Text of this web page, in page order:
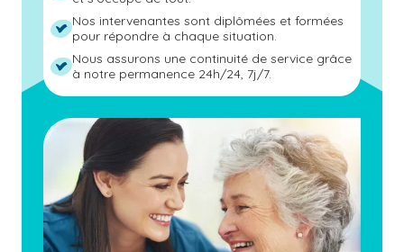
Nos intervenantes sont diplômées et formées
pour répondre à chaque situation.
Nous assurons une continuité de service grâce
à notre permanence 24h/24, 7j/7.